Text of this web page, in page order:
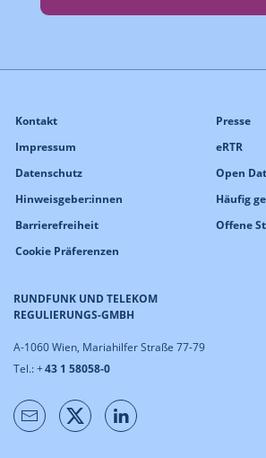
RUNDFUNK UND TELEKOM
REGULIERUNGS-GMBH
A-1060 Wien, Mariahilfer Straße 77-79
Tel.: +43 1 58058-0
Kontakt
Impressum
Datenschutz
Hinweisgeber:innen
Barrierefreiheit
Cookie Präferenzen
Presse
eRTR
Open
Häufig
Offene